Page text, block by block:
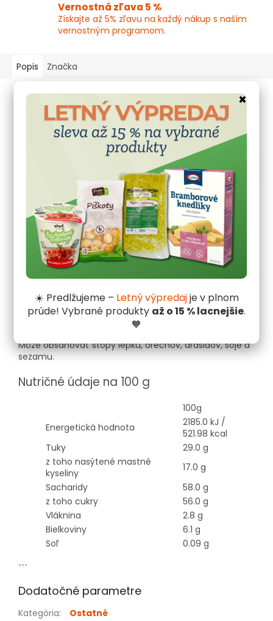
Vernostná zľava 5 %
Získajte až 5% zľavu na každý nákup s naším
vernostným programom.
Popis Značka
Podrobný popis
Mrazom sušený banán v mliečnej
čokoláde
Takéto banániky v čokoláde ste ešte
Ochutnajte dokonalé spojenie tradičných
chutí bez zbytočných umelých prísad a bez
palmového oleja.
Zloženie:
Banán v mliečnej čokoláde (mliečna čokoláda 82 %
(cukor, kakaové maslo, sušené mlieko, kakaová hmota,
lyofilizovaný banán 17 %, leštiaca látka: arabská guma;
sacharóza, med; v mliečnej čokoláde obsah kakaovej
Môže obsahovať stopy lepku, orechov, arašidov, sóje a
sezamu.
Nutričné údaje na 100 g
100g
Energetická hodnota
2185.0 kJ /
521.98 kcal
Tuky
29.0 g
z toho nasýtené mastné
kyseliny
17.0 g
Sacharidy
58.0 g
z toho cukry
56.0 g
Vláknina
2.8 g
Bielkoviny
6.1 g
Soľ
0.09 g
```
Dodatočné parametre
Kategória:
Ostatné
×
☀️ Predlžujeme – Letný výpredajje v plnom
prúde! Vybrané produkty až o 15 % lacnejšie.
🧡